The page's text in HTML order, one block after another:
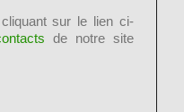
sur le lien ci-
de notre site